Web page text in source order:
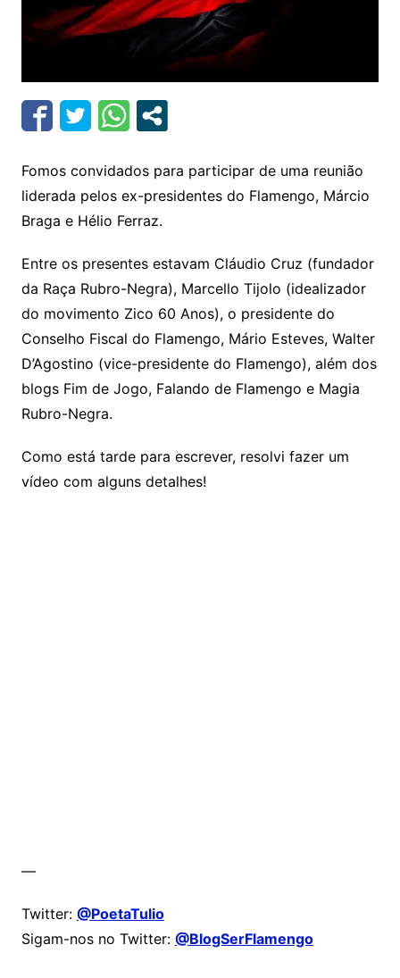
Fomos convidados para participar de uma reunião
liderada pelos ex-presidentes do Flamengo, Márcio
Braga e Hélio Ferraz.
Entre os presentes estavam Cláudio Cruz (fundador
da Raça Rubro-Negra), Marcello Tijolo (idealizador
do movimento Zico 60 Anos), o presidente do
Conselho Fiscal do Flamengo, Mário Esteves, Walter
D’Agostino (vice-presidente do Flamengo), além dos
blogs Fim de Jogo, Falando de Flamengo e Magia
Rubro-Negra.
Como está tarde para escrever, resolvi fazer um
vídeo com alguns detalhes!
—
Twitter: @PoetaTulio
Sigam-nos no Twitter: @BlogSerFlamengo